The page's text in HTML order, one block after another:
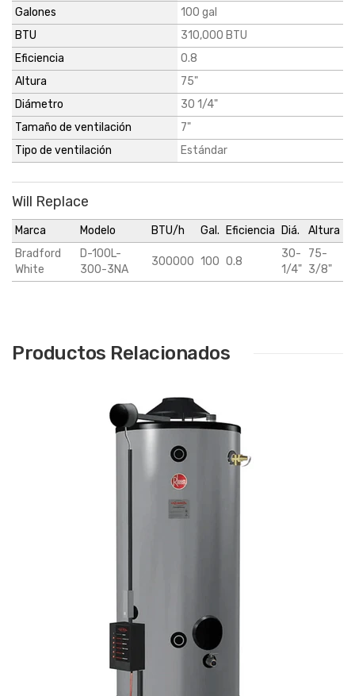
Galones
100 gal
BTU
310,000 BTU
Eficiencia
0.8
Altura
75"
Diámetro
30 1/4"
Tamaño de ventilación
7"
Tipo de ventilación
Estándar
Will Replace
Marca Modelo BTU/h Gal. Eficiencia Diá.
Altura
Bradford
White
D-100L-
300-3NA
300000 100 0.8
30-
1/4"
75-
3/8"
Productos Relacionados